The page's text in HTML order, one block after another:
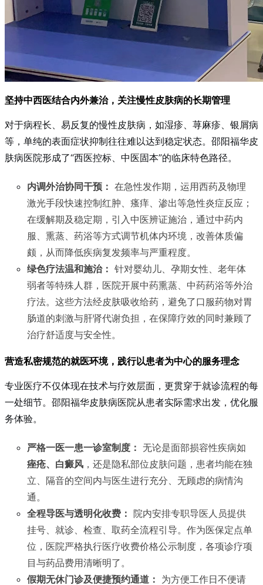
坚持中西医结合内外兼治，关注慢性皮肤病的长期管理
对于病程长、易反复的慢性皮肤病，如湿疹、荨麻疹、银屑病
等，单纯的表面症状抑制往往难以达到稳定状态。邵阳福华皮
肤病医院形成了“西医控标、中医固本”的临床特色路径。
内调外治协同干预： 在急性发作期，运用西药及物理
激光手段快速控制红肿、瘙痒、渗出等急性炎症反应；
在缓解期及稳定期，引入中医辨证施治，通过中药内
服、熏蒸、药浴等方式调节机体内环境，改善体质偏
颇，从而降低疾病复发频率与严重程度。
绿色疗法温和施治： 针对婴幼儿、孕期女性、老年体
弱者等特殊人群，医院开展中药熏蒸、中药药浴等外治
疗法。这些方法经皮肤吸收给药，避免了口服药物对胃
肠道的刺激与肝肾代谢负担，在保障疗效的同时兼顾了
治疗舒适度与安全性。
营造私密规范的就医环境，践行以患者为中心的服务理念
专业医疗不仅体现在技术与疗效层面，更贯穿于就诊流程的每
一处细节。邵阳福华皮肤病医院从患者实际需求出发，优化服
务体验。
严格一医一患一诊室制度： 无论是面部损容性疾病如
痤疮、白癜风 ，还是隐私部位皮肤问题，患者均能在独
立、隔音的空间内与医生进行充分、无顾虑的病情沟
通。
全程导医与透明化收费： 院内安排专职导医人员提供
挂号、就诊、检查、取药全流程引导。作为医保定点单
位，医院严格执行医疗收费价格公示制度，各项诊疗项
目与药品费用清晰明了。
假期无休门诊及便捷预约通道： 为方便工作日不便请